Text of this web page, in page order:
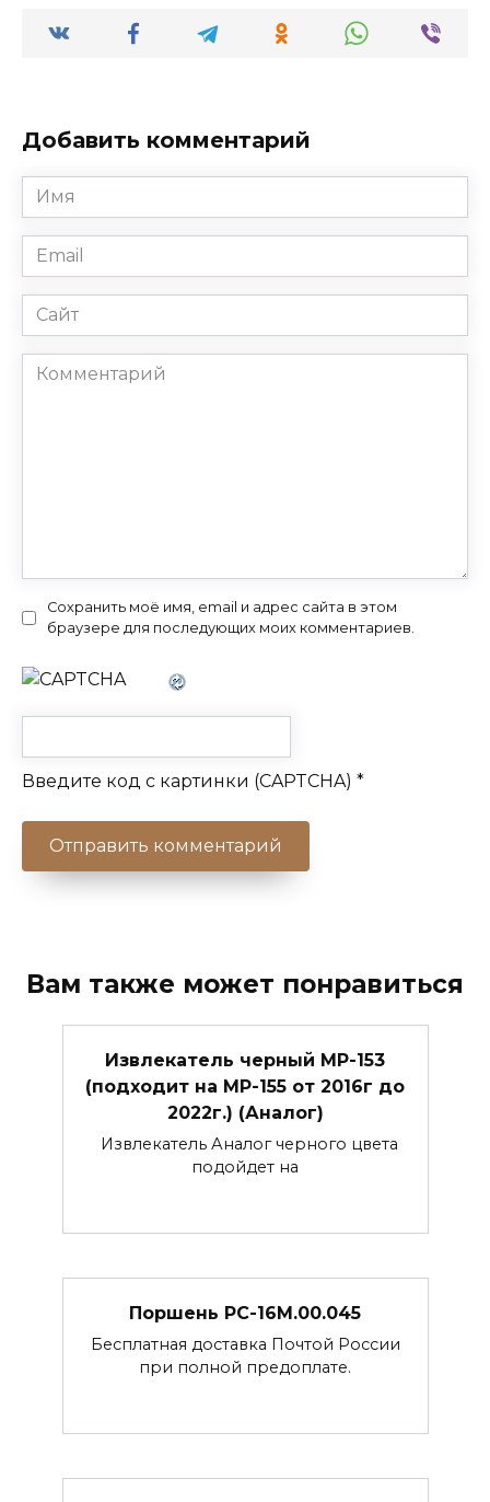
Добавить комментарий
Имя
*
Email
*
Сайт
Комментарий
Сохранить моё имя, email и адрес сайта в этом
браузере для последующих моих комментариев.
Введите код с картинки (CAPTCHA) *
Вам также может понравиться
Извлекатель черный МР-153
(подходит на МР-155 от 2016г до
2022г.) (Аналог)
Извлекатель Аналог черного цвета
подойдет на
Поршень РС-16М.00.045
Бесплатная доставка Почтой России
при полной предоплате.